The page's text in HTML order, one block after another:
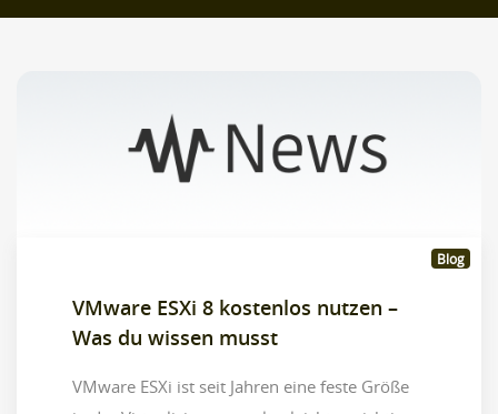
Blog
VMware ESXi 8 kostenlos nutzen –
Was du wissen musst
VMware ESXi ist seit Jahren eine feste Größe